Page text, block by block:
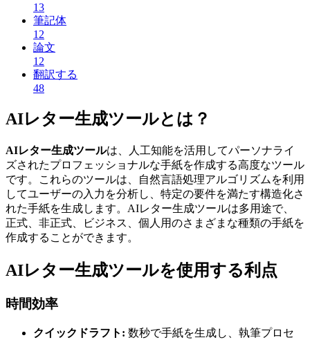
13
筆記体
12
論文
12
翻訳する
48
AIレター生成ツールとは？
AIレター生成ツールは、人工知能を活用してパーソナライ
ズされたプロフェッショナルな手紙を作成する高度なツール
です。これらのツールは、自然言語処理アルゴリズムを利用
してユーザーの入力を分析し、特定の要件を満たす構造化さ
れた手紙を生成します。AIレター生成ツールは多用途で、
正式、非正式、ビジネス、個人用のさまざまな種類の手紙を
作成することができます。
AIレター生成ツールを使用する利点
時間効率
クイックドラフト: 数秒で手紙を生成し、執筆プロセ